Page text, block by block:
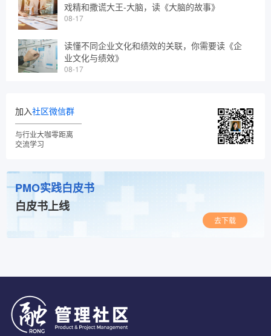
戏精和撒谎大王-大脑，读《大脑的故事》
08-17
读懂不同企业文化和绩效的关联，你需要读《企
业文化与绩效》
08-17
加入社区微信群
与行业大咖零距离
交流学习
PMO实践白皮书
白皮书上线
去下载